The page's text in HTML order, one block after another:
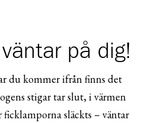
på dig!
du kommer ifrån finns det
stigar tar slut, i värmen
släckts – väntar